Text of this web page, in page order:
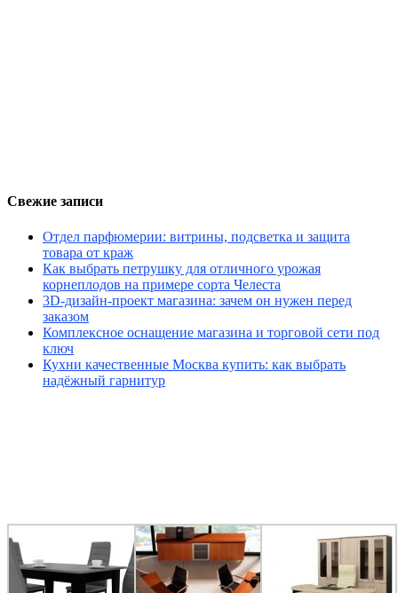
Свежие записи
Отдел парфюмерии: витрины, подсветка и защита
товара от краж
Как выбрать петрушку для отличного урожая
корнеплодов на примере сорта Челеста
3D-дизайн-проект магазина: зачем он нужен перед
заказом
Комплексное оснащение магазина и торговой сети под
ключ
Кухни качественные Москва купить: как выбрать
надёжный гарнитур